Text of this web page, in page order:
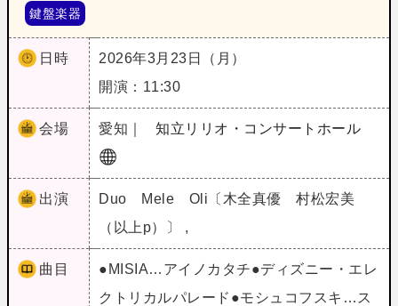
鍵盤楽器
日時
2026年3月23日（月）
開演：11:30
会場 愛知｜ 知立リリオ・コンサートホール
出演
Duo Mele Oli〔木全真優 村松宏美
（以上p）〕 ,
曲目
●MISIA…アイノカタチ●ディズニー・エレ
クトリカルパレード●モシュコフスキ…ス